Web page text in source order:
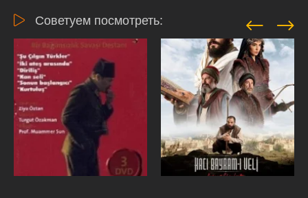
Советуем посмотреть: